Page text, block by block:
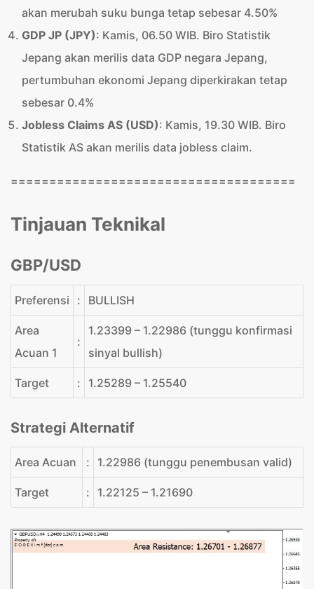
akan merubah suku bunga tetap sebesar 4.50%
GDP JP (JPY): Kamis, 06.50 WIB. Biro Statistik
Jepang akan merilis data GDP negara Jepang,
pertumbuhan ekonomi Jepang diperkirakan tetap
sebesar 0.4%
Jobless Claims AS (USD): Kamis, 19.30 WIB. Biro
Statistik AS akan merilis data jobless claim.
=====================================
Tinjauan Teknikal
GBP/USD
Preferensi : BULLISH
Area
Acuan 1
:
1.23399 – 1.22986 (tunggu konfirmasi
sinyal bullish)
Target : 1.25289 – 1.25540
Strategi Alternatif
Area Acuan : 1.22986 (tunggu penembusan valid)
Target : 1.22125 – 1.21690